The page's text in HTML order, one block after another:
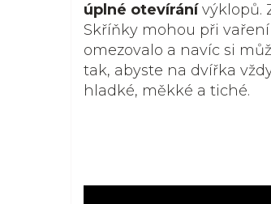
úplné otevíránívýklopů.
Skříňky mohou při
omezovalo a navíc si
tak, abyste na dvířka
hladké, měkké a tiché.